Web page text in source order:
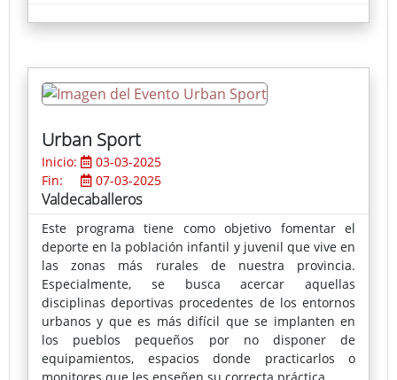
En cuanto al Premio del Jurado Popular, ha viajado
Urban Sport
Inicio:
03-03-2025
Fin:
07-03-2025
Valdecaballeros
Este programa tiene como objetivo fomentar el
deporte en la población infantil y juvenil que vive en
las zonas más rurales de nuestra provincia.
Especialmente, se busca acercar aquellas
disciplinas deportivas procedentes de los entornos
urbanos y que es más difícil que se implanten en
los pueblos pequeños por no disponer de
equipamientos, espacios donde practicarlos o